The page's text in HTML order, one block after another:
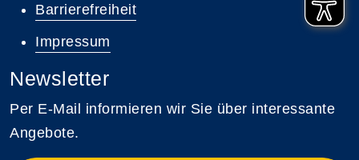
Barrierefreiheit
Impressum
Newsletter
Per E-Mail informieren wir Sie über interessante
Angebote.